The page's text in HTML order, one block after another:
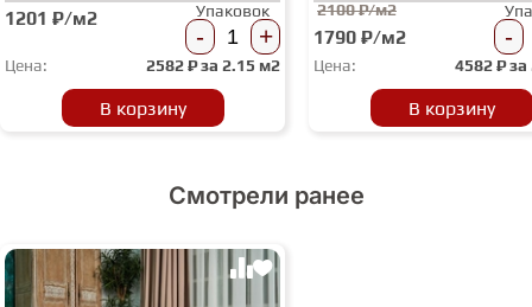
1201 ₽/м2 Упаковок
- +
Цена: 2582₽ за 2.15 м2
В корзину
2100 ₽/м2
1790 ₽/м2 -
Цена: 4582₽ за
В корзину
Смотрели ранее